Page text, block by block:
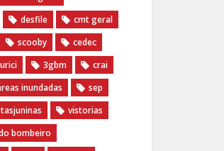
desfile
cmt geral
scooby
cedec
3gbm
crai
inundadas
sep
vistorias
bombeiro